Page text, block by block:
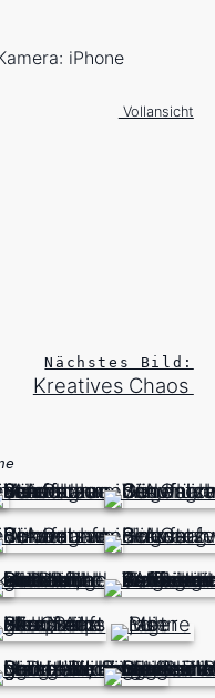
iPhone
Vollansicht
Nächstes Bild:
Kreatives Chaos